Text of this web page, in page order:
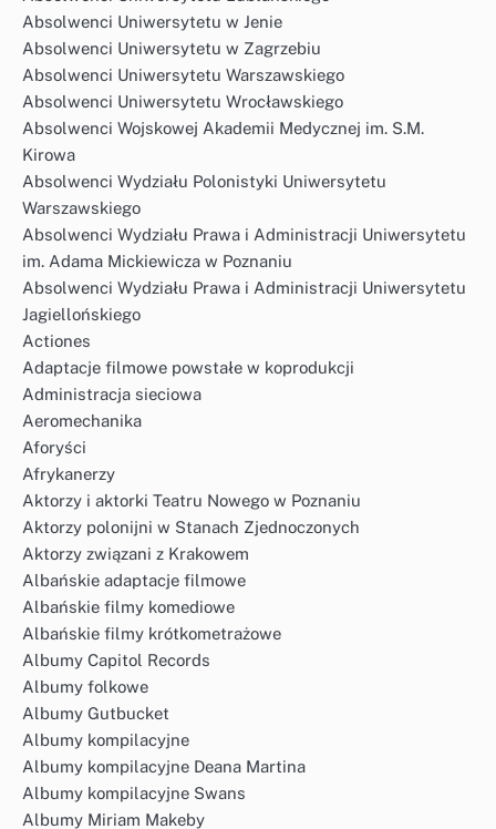
Absolwenci Uniwersytetu w Jenie
Absolwenci Uniwersytetu w Zagrzebiu
Absolwenci Uniwersytetu Warszawskiego
Absolwenci Uniwersytetu Wrocławskiego
Absolwenci Wojskowej Akademii Medycznej im. S.M.
Kirowa
Absolwenci Wydziału Polonistyki Uniwersytetu
Warszawskiego
Absolwenci Wydziału Prawa i Administracji Uniwersytetu
im. Adama Mickiewicza w Poznaniu
Absolwenci Wydziału Prawa i Administracji Uniwersytetu
Jagiellońskiego
Actiones
Adaptacje filmowe powstałe w koprodukcji
Administracja sieciowa
Aeromechanika
Aforyści
Afrykanerzy
Aktorzy i aktorki Teatru Nowego w Poznaniu
Aktorzy polonijni w Stanach Zjednoczonych
Aktorzy związani z Krakowem
Albańskie adaptacje filmowe
Albańskie filmy komediowe
Albańskie filmy krótkometrażowe
Albumy Capitol Records
Albumy folkowe
Albumy Gutbucket
Albumy kompilacyjne
Albumy kompilacyjne Deana Martina
Albumy kompilacyjne Swans
Albumy Miriam Makeby